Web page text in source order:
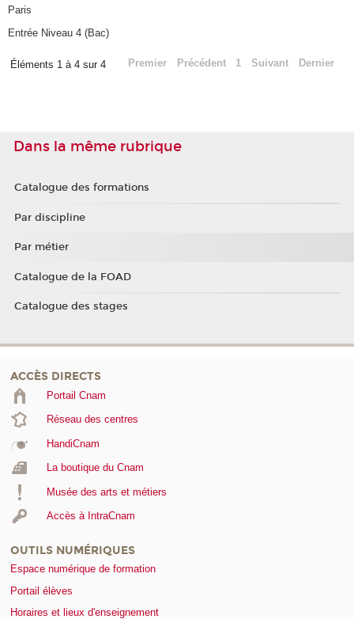
Paris
Entrée Niveau 4 (Bac)
Éléments 1 à 4 sur 4 Premier Précédent 1 Suivant Dernier
Dans la même rubrique
Catalogue des formations
Par discipline
Par métier
Catalogue de la FOAD
Catalogue des stages
ACCÈS DIRECTS
Portail Cnam
Réseau des centres
HandiCnam
La boutique du Cnam
Musée des arts et métiers
Accès à IntraCnam
OUTILS NUMÉRIQUES
Espace numérique de formation
Portail élèves
Horaires et lieux d'enseignement